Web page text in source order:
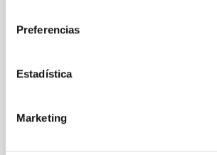
Preferencias
Estadística
Marketing
«escuchar» la estructura del cerebro
Publicado en Nature Scientific Reports ,
aplicada a datos de resonancia
en sonido, teniendo en cuenta las
espaciales y la estructura compleja de